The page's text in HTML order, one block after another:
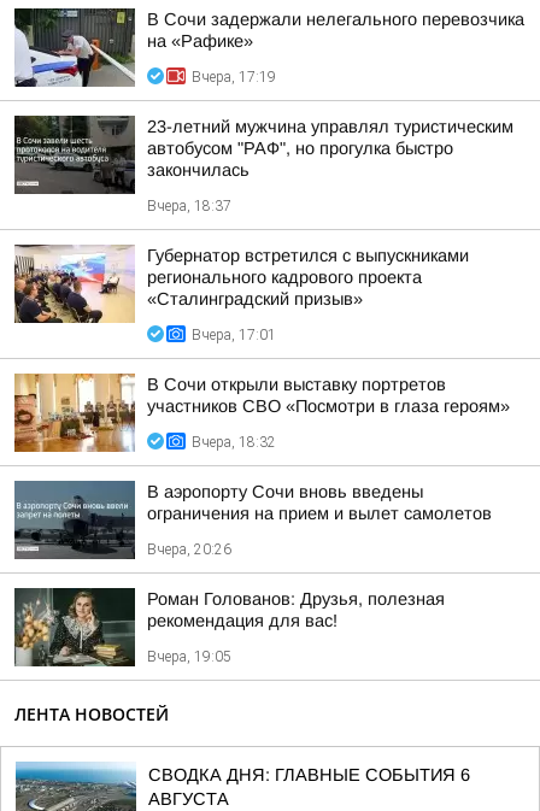
В Сочи задержали нелегального перевозчика
на «Рафике»
Вчера, 17:19
23-летний мужчина управлял туристическим
автобусом "РАФ", но прогулка быстро
закончилась
Вчера, 18:37
Губернатор встретился с выпускниками
регионального кадрового проекта
«Сталинградский призыв»
Вчера, 17:01
В Сочи открыли выставку портретов
участников СВО «Посмотри в глаза героям»
Вчера, 18:32
В аэропорту Сочи вновь введены
ограничения на прием и вылет самолетов
Вчера, 20:26
Роман Голованов: Друзья, полезная
рекомендация для вас!
Вчера, 19:05
ЛЕНТА НОВОСТЕЙ
СВОДКА ДНЯ: ГЛАВНЫЕ СОБЫТИЯ 6
АВГУСТА